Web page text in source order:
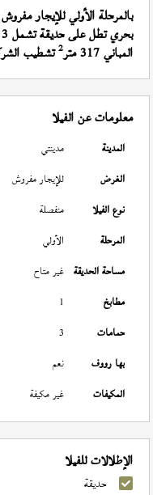
بالمرحلة الأولي للإيجار مفروش
بحري تطل على حديقة تشمل 3 نوم 3 حمام 0 بلكونة النموذج (
المباني 317 متر 2تشطيب الشركة
معلومات عن الفيلا
المدينة مدينتي
الغرض
للإيجار مفروش
نوع الفيلا
منفصلة
المرحلة
الأولي
مساحة الحديقة غير متاح
مطابخ
1
حمامات
3
بها رووف
نعم
المكيفات
غير مكيفة
الإطلالات للفيلا
حديقة